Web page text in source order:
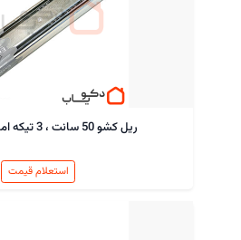
ریل کشو 50 سانت ، 3 تیکه امیت | Emeete
استعلام قیمت